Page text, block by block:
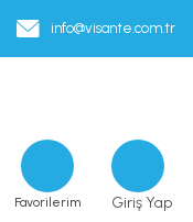
info@visante.com.tr
Favorilerim Giriş Yap